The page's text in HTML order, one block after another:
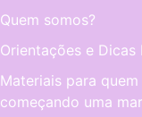
Quem somos?
Orientações e Dicas
Materiais para quem
começando uma